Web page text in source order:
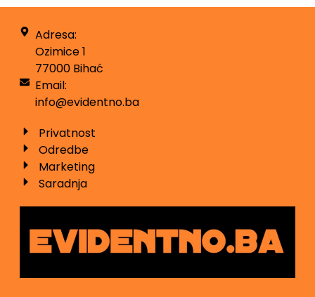
Adresa:
Ozimice 1
77000 Bihać
Email:
info@evidentno.ba
Privatnost
Odredbe
Marketing
Saradnja